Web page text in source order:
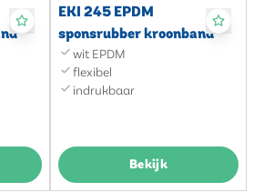
EKI 245 EPDM
sponsrubber kroonband
wit EPDM
flexibel
indrukbaar
Bekijk